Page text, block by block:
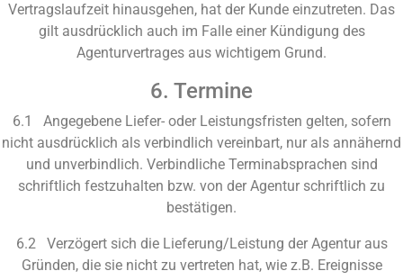
Vertragslaufzeit hinausgehen, hat der Kunde einzutreten. Das
gilt ausdrücklich auch im Falle einer Kündigung des
Agenturvertrages aus wichtigem Grund.
6. Termine
6.1 Angegebene Liefer- oder Leistungsfristen gelten, sofern
nicht ausdrücklich als verbindlich vereinbart, nur als annähernd
und unverbindlich. Verbindliche Terminabsprachen sind
schriftlich festzuhalten bzw. von der Agentur schriftlich zu
bestätigen.
6.2 Verzögert sich die Lieferung/Leistung der Agentur aus
Gründen, die sie nicht zu vertreten hat, wie z.B. Ereignisse